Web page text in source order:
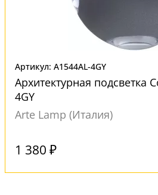
Артикул: A1544AL-4GY
Архитектурная подсветка
4GY
Arte Lamp (Италия)
1 380 ₽